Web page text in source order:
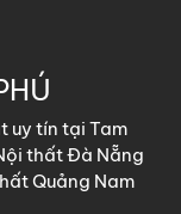
uy tín tại Tam
thất Đà Nẵng
Quảng Nam